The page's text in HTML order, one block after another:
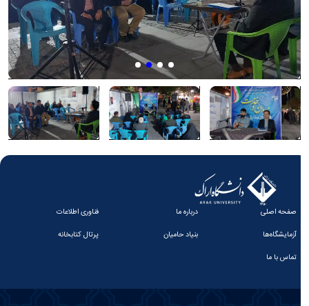
صفحه اصلی درباره ما
فناوری اطلاعات
آزمایشگاه‌ها
بنیاد حامیان
پرتال کتابخانه
تماس با ما